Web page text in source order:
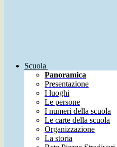
Scuola
Panoramica
Presentazione
I luoghi
Le persone
I numeri della scuola
Le carte della scuola
Organizzazione
La storia